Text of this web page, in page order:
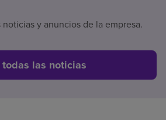
y anuncios de la empresa.
todas las noticias